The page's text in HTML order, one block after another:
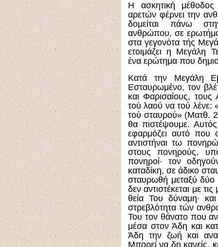
Η ασκητική
αρετών φέρνει την
δομείται πάνω
ανθρώπου, σε
στα γεγονότα τής
ετοιμάζει η Μεγάλη
ένα ερώτημα που
Κατά την Μεγάλη
Εσταυρωμένο, τον
και Φαρισαίους, τους
τού λαού να τού λένε:
τού σταυρού» (Ματθ.
θα πιστέψουμε.
εφαρμόζει αυτό που
αντιστήναι τω
στους πονηρούς,
πονηροί· τον
καταδίκη, σε άδικο
σταυρωθή μεταξύ δύο
δεν αντιστέκεται με
θεία Του δύναμη·
στρεβλότητα τών
Του τον θάνατο που
μέσα στον Άδη και
Άδη την ζωή και
Μπορεί να δη κανείς,